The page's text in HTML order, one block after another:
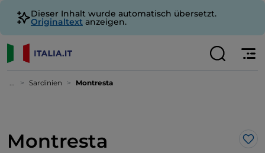
Dieser Inhalt wurde automatisch übersetzt.
Originaltext anzeigen.
... Sardinien Montresta
Montresta